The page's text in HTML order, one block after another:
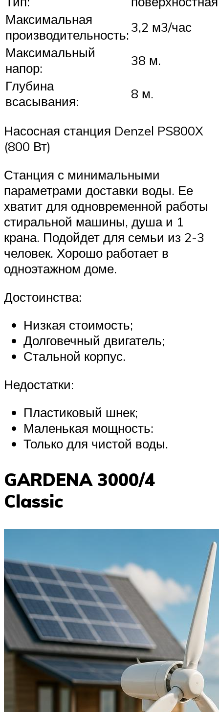
Максимальная
производительность:3,2 м3/час
Максимальный
напор:
38 м.
Глубина
всасывания:
8 м.
Насосная станция Denzel PS800X
(800 Вт)
Станция с минимальными
параметрами доставки воды. Ее
хватит для одновременной работы
стиральной машины, душа и 1
крана. Подойдет для семьи из 2-3
человек. Хорошо работает в
одноэтажном доме.
Достоинства:
Низкая стоимость;
Долговечный двигатель;
Стальной корпус.
Недостатки:
Пластиковый шнек;
Маленькая мощность:
Только для чистой воды.
GARDENA 3000/4
Classic